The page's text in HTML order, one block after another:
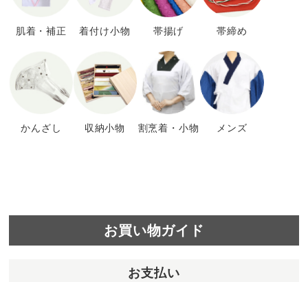
肌着・補正 着付け小物 帯揚げ 帯締め
かんざし 収納小物 割烹着・小物 メンズ
お買い物ガイド
お支払い